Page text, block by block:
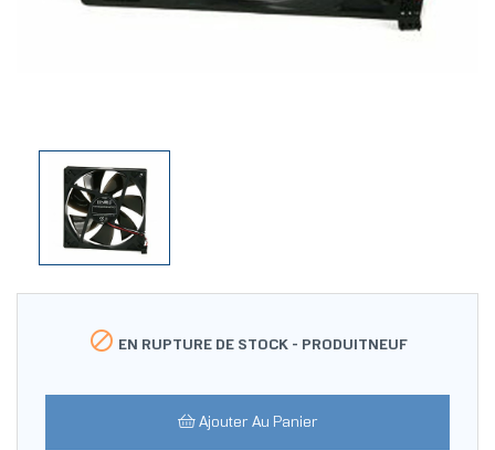
 EN RUPTURE DE STOCK - PRODUITNEUF
Ajouter Au Panier